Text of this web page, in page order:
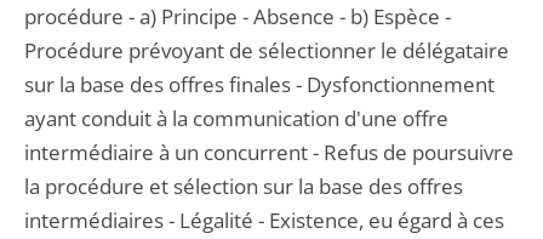
procédure - a) Principe - Absence - b) Espèce -
Procédure prévoyant de sélectionner le délégataire
sur la base des offres finales - Dysfonctionnement
ayant conduit à la communication d'une offre
intermédiaire à un concurrent - Refus de poursuivre
la procédure et sélection sur la base des offres
intermédiaires - Légalité - Existence, eu égard à ces